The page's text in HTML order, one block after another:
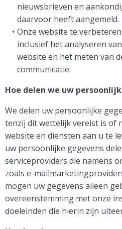
nieuwsbrieven en
daarvoor heeft aangemeld.
Onze website te
inclusief het analyseren
website en het meten van
communicatie.
Hoe delen we uw
We delen uw persoonlijke
tenzij dit wettelijk vereist is of
website en diensten aan u te
uw persoonlijke gegevens
serviceproviders die namens
zoals e-
mogen uw gegevens alleen
overeenstemming met onze
doeleinden die hierin zijn